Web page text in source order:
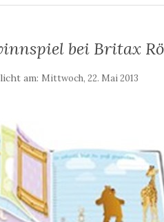
bei Britax
am: Mittwoch, 22. Mai 2013